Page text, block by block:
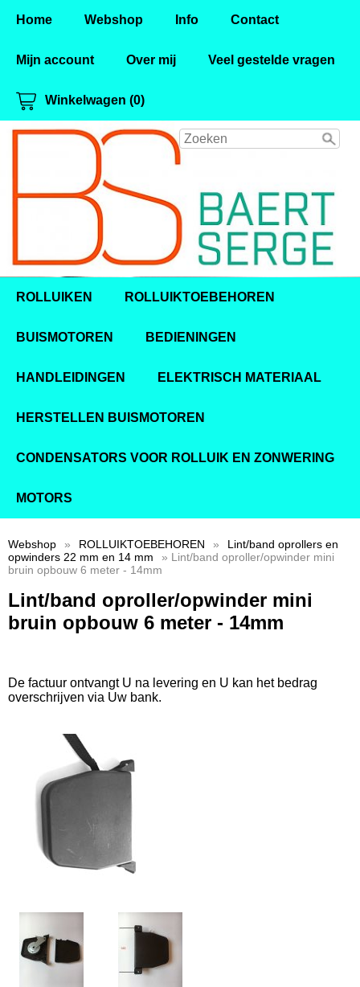
Home Webshop Info Contact
Mijn account Over mij Veel gestelde vragen
Winkelwagen (0)
ROLLUIKEN ROLLUIKTOEBEHOREN
BUISMOTOREN BEDIENINGEN
HANDLEIDINGEN ELEKTRISCH MATERIAAL
HERSTELLEN BUISMOTOREN
CONDENSATORS VOOR ROLLUIK EN ZONWERING
MOTORS
Webshop » ROLLUIKTOEBEHOREN »
Lint/band oprollers en
opwinders 22 mm en 14 mm
» Lint/band oproller/opwinder mini
bruin opbouw 6 meter - 14mm
Lint/band oproller/opwinder mini
bruin opbouw 6 meter - 14mm
De factuur ontvangt U na levering en U kan het bedrag
overschrijven via Uw bank.